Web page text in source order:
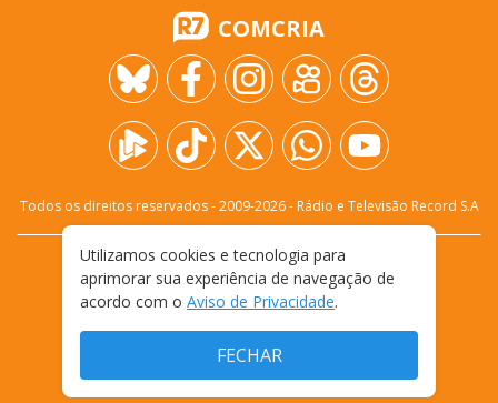
INSTITUCIONAL
COMCRIA
Utilizamos cookies e tecnologia para
aprimorar sua experiência de navegação de
acordo com o Aviso de Privacidade.
FECHAR